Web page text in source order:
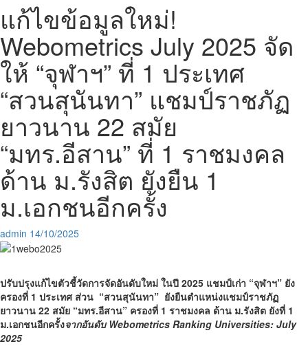
แก้ไขข้อมูลใหม่!
Webometrics July 2025 จัด
ให้ “จุฬาฯ” ที่ 1 ประเทศ
“สวนสุนันทา” แชมป์ราชภัฏ
ยาวนาน 22 สมัย
“มทร.อีสาน” ที่ 1 ราชมงคล
ด้าน ม.รังสิต ยังยืน 1
ม.เอกชนอีกครั้ง
admin 14/10/2025
ปรับปรุงแก้ไขตัวชี้วัดการจัดอันดับใหม่ ในปี 2025 แชมป์เก่า “จุฬาฯ” ยัง
ครองที่ 1 ประเทศ ส่วน “สวนสุนันทา” ยังยืนตำแหน่งแชมป์ราชภัฏ
ยาวนาน 22 สมัย “มทร.อีสาน” ครองที่ 1 ราชมงคล ด้าน ม.รังสิต ยังที่ 1
ม.เอกชนอีกครั้งจากอันดับ Webometrics Ranking Universities: July
2025